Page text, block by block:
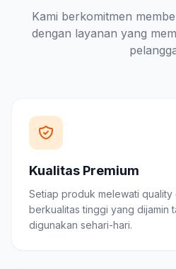
Kami berkomitmen
dengan layanan yang
Kualitas Premium
Setiap produk melewati quality
berkualitas tinggi yang dijamin
digunakan sehari-hari.